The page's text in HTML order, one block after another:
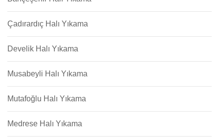
Çadırardıç Halı Yıkama
Develik Halı Yıkama
Musabeyli Halı Yıkama
Mutafoğlu Halı Yıkama
Medrese Halı Yıkama